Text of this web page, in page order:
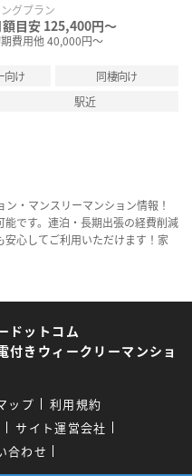
グプラン
額目安 125,400円～
費用他 40,000円～
向け
同棲向け
駅近
・マンスリーマンション情報！
です。連泊・長期出張の経費削減
心してご利用いただけます！家
ドットコム
付きウィークリーマンショ
ップ
利用規約
サイト運営会社
合わせ